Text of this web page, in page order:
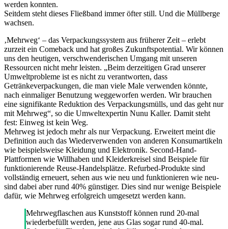
werden konnten.
Seitdem steht dieses Fließband immer öfter still. Und die Müllberge
wachsen.
‚Mehrweg‘ – das Verpackungssystem aus früherer Zeit – erlebt
zurzeit ein Comeback und hat großes Zukunftspotential. Wir können
uns den heutigen, verschwenderischen Umgang mit unseren
Ressourcen nicht mehr leisten. „Beim derzeitigen Grad unserer
Umweltprobleme ist es nicht zu verantworten, dass
Getränkeverpackungen, die man viele Male verwenden könnte,
nach einmaliger Benutzung weggeworfen werden. Wir brauchen
eine signifikante Reduktion des Verpackungsmülls, und das geht nur
mit Mehrweg“, so die Umweltexpertin Nunu Kaller. Damit steht
fest: Einweg ist kein Weg.
Mehrweg ist jedoch mehr als nur Verpackung. Erweitert meint die
Definition auch das Wiederverwenden von anderen Konsumartikeln
wie beispielsweise Kleidung und Elektronik. Second-Hand-
Plattformen wie Willhaben und Kleiderkreisel sind Beispiele für
funktionierende Reuse-Handelsplätze. Refurbed-Produkte sind
vollständig erneuert, sehen aus wie neu und funktionieren wie neu-
sind dabei aber rund 40% günstiger. Dies sind nur wenige Beispiele
dafür, wie Mehrweg erfolgreich umgesetzt werden kann.
Mehrwegflaschen aus Kunststoff können rund 20-mal
wiederbefüllt werden, jene aus Glas sogar rund 40-mal.